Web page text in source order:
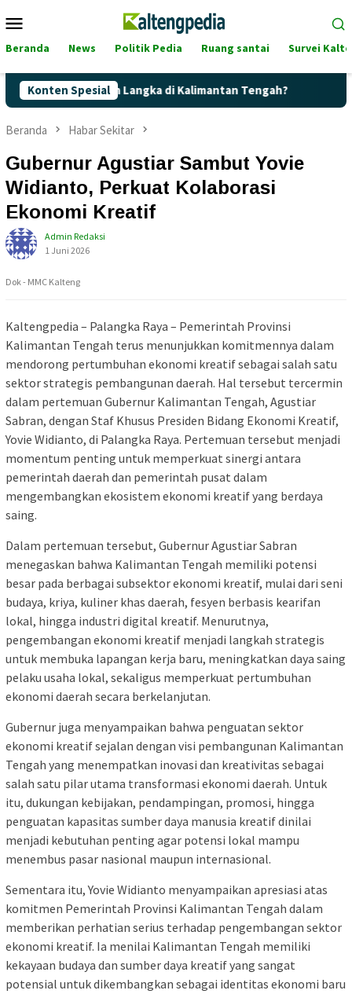
ke
Mobile
Beranda News Politik Pedia Ruang santai Survei
Konten Spesial
Terancam Langka di Kalimantan Tengah?
Beranda Habar Sekitar
Gubernur Agustiar Sambut Yovie
Widianto, Perkuat Kolaborasi
Ekonomi Kreatif
Admin Redaksi
1 Juni 2026
Dok - MMC Kalteng
Kaltengpedia – Palangka Raya – Pemerintah Provinsi
Kalimantan Tengah terus menunjukkan komitmennya dalam
mendorong pertumbuhan ekonomi kreatif sebagai salah satu
sektor strategis pembangunan daerah. Hal tersebut tercermin
dalam pertemuan Gubernur Kalimantan Tengah, Agustiar
Sabran, dengan Staf Khusus Presiden Bidang Ekonomi Kreatif,
Yovie Widianto, di Palangka Raya. Pertemuan tersebut menjadi
momentum penting untuk memperkuat sinergi antara
pemerintah daerah dan pemerintah pusat dalam
mengembangkan ekosistem ekonomi kreatif yang berdaya
saing.
Dalam pertemuan tersebut, Gubernur Agustiar Sabran
menegaskan bahwa Kalimantan Tengah memiliki potensi
besar pada berbagai subsektor ekonomi kreatif, mulai dari seni
budaya, kriya, kuliner khas daerah, fesyen berbasis kearifan
lokal, hingga industri digital kreatif. Menurutnya,
pengembangan ekonomi kreatif menjadi langkah strategis
untuk membuka lapangan kerja baru, meningkatkan daya saing
pelaku usaha lokal, sekaligus memperkuat pertumbuhan
ekonomi daerah secara berkelanjutan.
Gubernur juga menyampaikan bahwa penguatan sektor
ekonomi kreatif sejalan dengan visi pembangunan Kalimantan
Tengah yang menempatkan inovasi dan kreativitas sebagai
salah satu pilar utama transformasi ekonomi daerah. Untuk
itu, dukungan kebijakan, pendampingan, promosi, hingga
penguatan kapasitas sumber daya manusia kreatif dinilai
menjadi kebutuhan penting agar potensi lokal mampu
menembus pasar nasional maupun internasional.
Sementara itu, Yovie Widianto menyampaikan apresiasi atas
komitmen Pemerintah Provinsi Kalimantan Tengah dalam
memberikan perhatian serius terhadap pengembangan sektor
ekonomi kreatif. Ia menilai Kalimantan Tengah memiliki
kekayaan budaya dan sumber daya kreatif yang sangat
potensial untuk dikembangkan sebagai identitas ekonomi baru